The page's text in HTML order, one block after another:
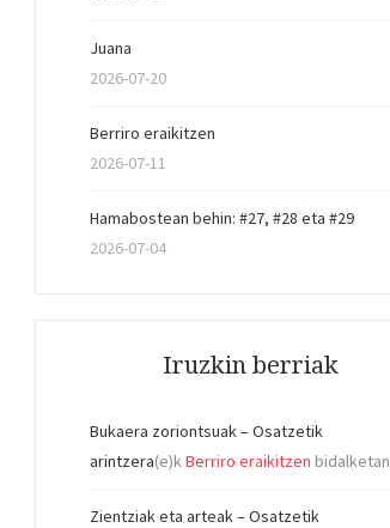
Juana
2026-07-20
Berriro eraikitzen
2026-07-11
Hamabostean behin: #27, #28 eta #29
2026-07-04
Iruzkin berriak
Bukaera zoriontsuak – Osatzetik
arintzera(e)kBerriro eraikitzen bidalketan
Zientziak eta arteak – Osatzetik